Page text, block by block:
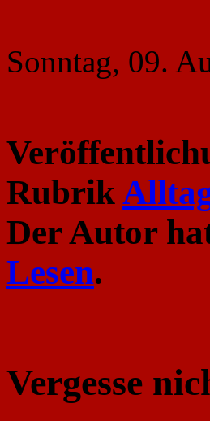
Sonntag, 09.
Rubrik
Der Autor
Lesen.
Vergesse